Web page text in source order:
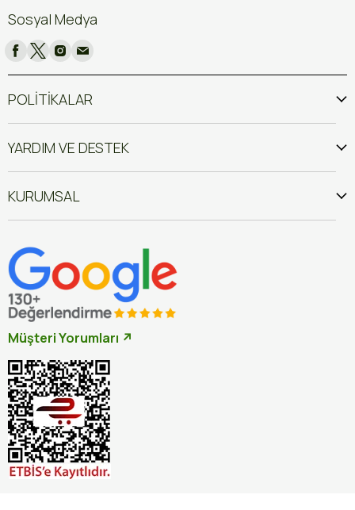
Sosyal Medya
POLİTİKALAR
YARDIM VE DESTEK
KURUMSAL
Müşteri Yorumları ↗